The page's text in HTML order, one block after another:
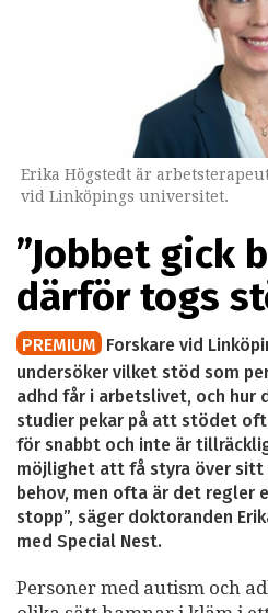
Erika Högstedt är
vid Linköpings universitet.
”Jobbet gick
därför togs
PREMIUM Forskare vid
undersöker vilket stöd som
adhd får i arbetslivet, och hur
studier pekar på att stödet
för snabbt och inte är
möjlighet att få styra över sitt
behov, men ofta är det regler
stopp”, säger doktoranden
med Special Nest.
Personer med autism och